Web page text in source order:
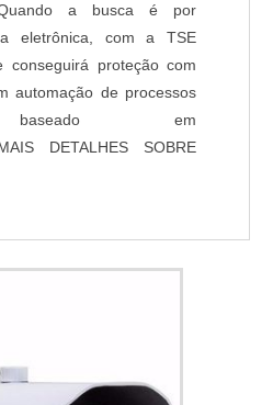
a busca é por
eletrônica, com a TSE
conseguirá proteção com
automação de processos
baseado em
DETALHES SOBRE
sua energia em